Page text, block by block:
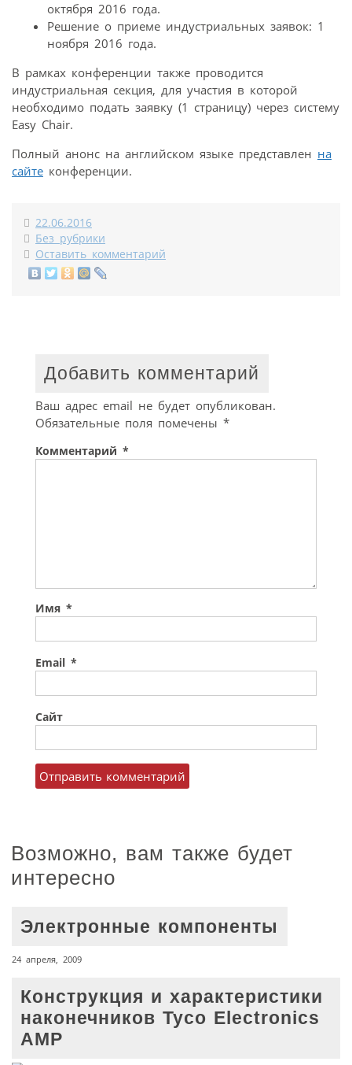
октября 2016 года.
Решение о приеме индустриальных заявок: 1
ноября 2016 года.
В рамках конференции также проводится
индустриальная секция, для участия в которой
необходимо подать заявку (1 страницу) через систему
Easy Chair.
Полный анонс на английском языке представлен на
сайте конференции.
22.06.2016
Без рубрики
Оставить комментарий
Добавить комментарий
Ваш адрес email не будет опубликован.
Обязательные поля помечены *
Комментарий *
Имя *
Email *
Сайт
Возможно, вам также будет
интересно
Электронные компоненты
24 апреля, 2009
Конструкция и характеристики
наконечников Tyco Electronics
АМР